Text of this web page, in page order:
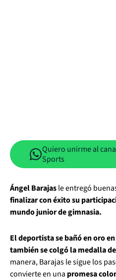
Quiero unirme al
Sports
Ángel Barajasle entregó
finalizar con éxito su
mundo junior de gimnasia.
El deportista se bañó en oro
también se colgó la medalla
manera, Barajas le sigue los
convierte en una promesa